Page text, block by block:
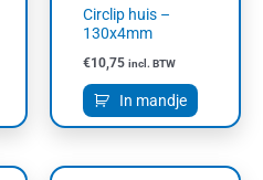
Circlip huis –
130x4mm
€10,75 incl. BTW
In mandje
Prijsklasse: